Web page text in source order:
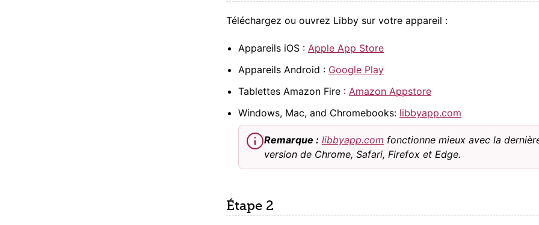
Téléchargez ou ouvrez Libby sur votre appareil :
Appareils iOS : Apple App Store
Appareils Android : Google Play
Tablettes Amazon Fire : Amazon Appstore
Windows, Mac, and Chromebooks: libbyapp.com
Remarque : libbyapp.com fonctionne mieux avec la
version de Chrome, Safari, Firefox et Edge.
Étape 2